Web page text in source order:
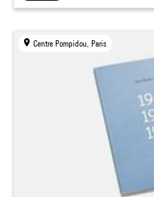
Centre Pompidou, Paris